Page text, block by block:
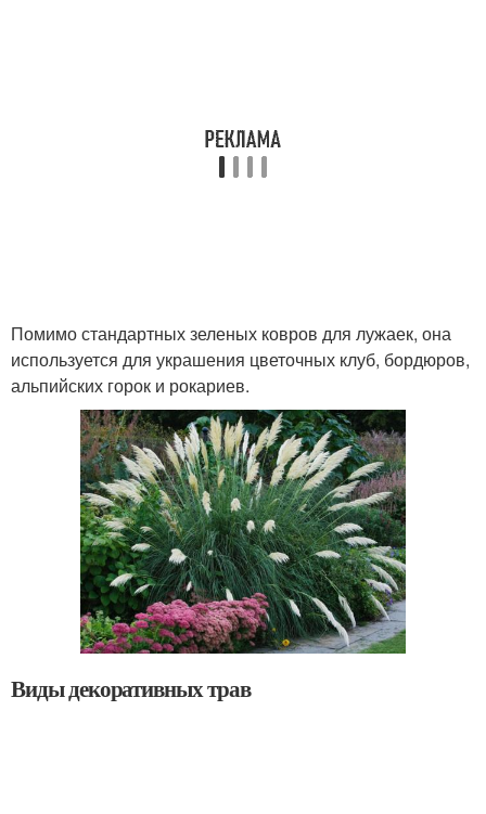
Помимо стандартных зеленых ковров для лужаек, она
используется для украшения цветочных клуб, бордюров,
альпийских горок и рокариев.
Виды декоративных трав